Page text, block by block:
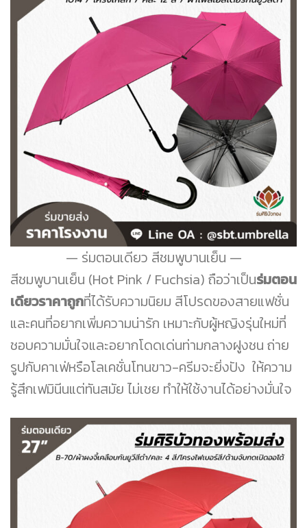
ร่มตอนเดียว สีชมพูบานเย็น
สีชมพูบานเย็น (Hot Pink / Fuchsia) ถือว่าเป็นร่มตอน
เดียวราคาถูกที่ได้รับความนิยม สีโปรดของสายแฟชั่น
และคนที่อยากเพิ่มความน่ารัก เหมาะกับผู้หญิงรุ่นใหม่ที่
ชอบความมั่นใจและอยากโดดเด่นท่ามกลางฝูงชน ถ่าย
รูปกับคาเฟ่หรือโลเคชั่นโทนขาว-ครีมจะยิ่งปัง ให้ความ
รู้สึกเฟมินีนแต่ทันสมัย ไม่เชย ทำให้ใช้งานได้อย่างมั่นใจ